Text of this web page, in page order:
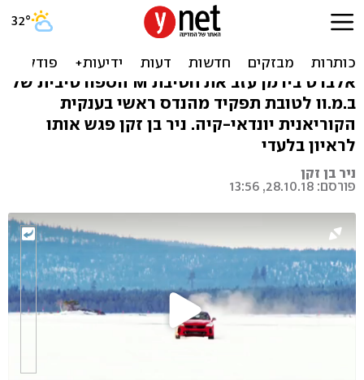
האתגר של קיה: מכוניות
לפחות טובות כמו שהן נראות
אלברט בירמן עזב את חטיבת M הספורטיבית של
ב.מ.וו לטובת תפקיד מהנדס ראשי בענקית
הקוריאנית יונדאי-קיה. ניר בן זקן פגש אותו
לראיון בלעדי
ניר בן זקן
פורסם: 28.10.18, 13:56